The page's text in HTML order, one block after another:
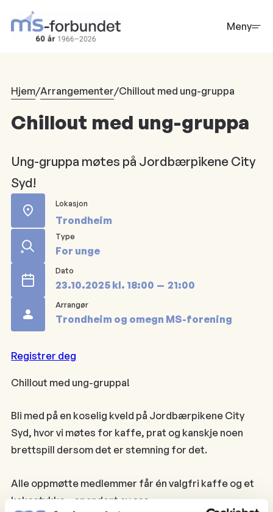
hovedinnhold
Meny
Hjem/Arrangementer/Chillout med ung-gruppa
Chillout med ung-gruppa
Ung-gruppa møtes på Jordbærpikene City
Syd!
Lokasjon
Trondheim
Type
For unge
Dato
23.10.2025 kl. 18:00 21:00
Arrangør
Trondheim og omegn MS-forening
Registrer deg
Chillout med ung-gruppa!
Bli med på en koselig kveld på Jordbærpikene City
Syd, hvor vi møtes for kaffe, prat og kanskje noen
brettspill dersom det er stemning for det.
Alle oppmøtte medlemmer får én valgfri kaffe og et
kakestykke – spandert av oss.